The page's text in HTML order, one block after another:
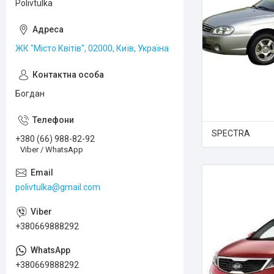
SPECTRA
Polivtulka
ЖК "Місто Квітів", 02000, Київ, Україна
Богдан
+380 (66) 988-82-92
Viber / WhatsApp
polivtulka@gmail.com
+380669888292
+380669888292